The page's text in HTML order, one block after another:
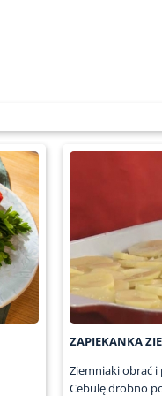
ZAPIEKANKA
Ziemniaki obrać i
Cebulę drobno